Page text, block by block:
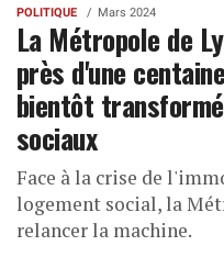
POLITIQUE Mars 2024
La Métropole de
près d'une
bientôt
sociaux
Face à la crise de
logement social, la
relancer la machine.